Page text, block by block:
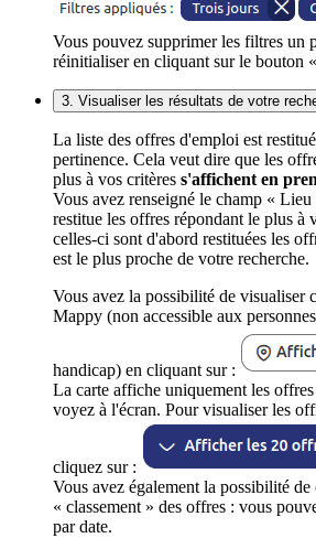
Vous pouvez supprimer les filtres un
réinitialiser en cliquant sur le bouton
3. Visualiser les résultats de votre
La liste des offres d'emploi est
pertinence. Cela veut dire que les
plus à vos critères s'affichent en
Vous avez renseigné le champ «
restitue les offres répondant le plus à
celles-ci sont d'abord restituées les
est le plus proche de votre recherche.
Vous avez la possibilité de visualiser
Mappy (non accessible aux
handicap) en cliquant sur :
La carte affiche uniquement les
voyez à l'écran. Pour visualiser les
cliquez sur :
Vous avez également la possibilité de
« classement » des offres : vous
par date.